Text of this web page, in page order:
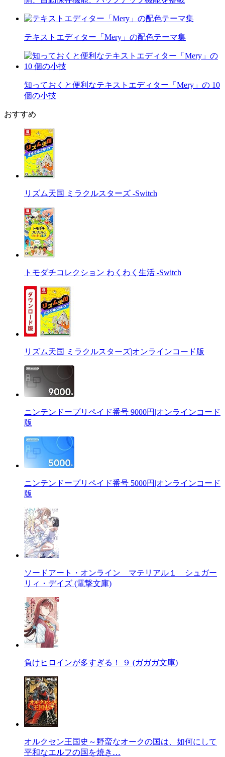
テキストエディター「Mery」の配色テーマ集
知っておくと便利なテキストエディター「Mery」の 10
個の小技
おすすめ
リズム天国 ミラクルスターズ -Switch
トモダチコレクション わくわく生活 -Switch
リズム天国 ミラクルスターズ|オンラインコード版
ニンテンドープリペイド番号 9000円|オンラインコード
版
ニンテンドープリペイド番号 5000円|オンラインコード
版
ソードアート・オンライン マテリアル１ シュガー
リィ・デイズ (電撃文庫)
負けヒロインが多すぎる！ ９ (ガガガ文庫)
オルクセン王国史～野蛮なオークの国は、如何にして
平和なエルフの国を焼き…